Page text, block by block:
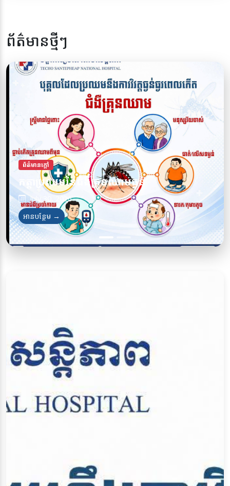
ព័ត៌មានថ្មីៗ
ព័ត៌មានក្តៅ
កត្តាប្រឈមនៃជំងឺគ្រុនឈាមធ្ងន់
July 30, 2026
អានបន្ថែម →